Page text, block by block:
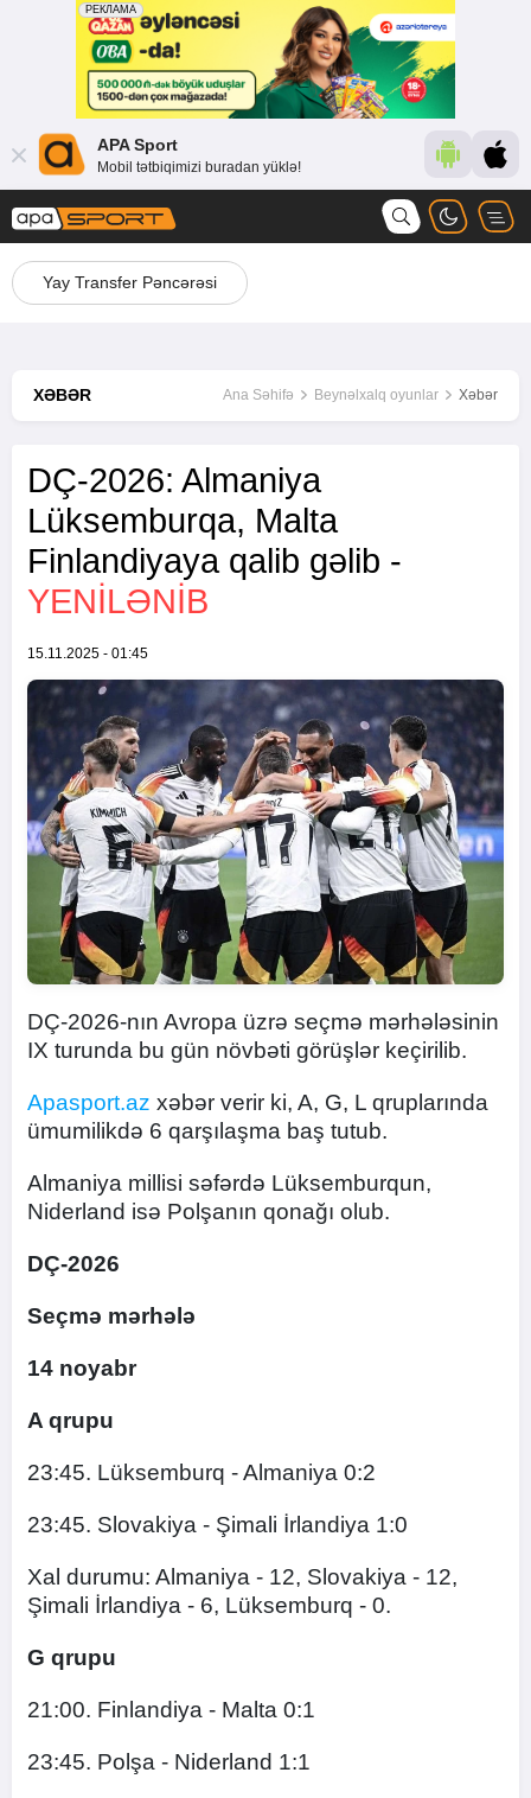
APA Sport
Mobil tətbiqimizi buradan yüklə!
Yay Transfer Pəncərəsi
XƏBƏR Ana Səhifə Beynəlxalq oyunlar Xəbər
DÇ-2026: Almaniya
Lüksemburqa, Malta
Finlandiyaya qalib gəlib -
YENİLƏNİB
15.11.2025 - 01:45
DÇ-2026-nın Avropa üzrə seçmə mərhələsinin
IX turunda bu gün növbəti görüşlər keçirilib.
Apasport.az xəbər verir ki, A, G, L qruplarında
ümumilikdə 6 qarşılaşma baş tutub.
Almaniya millisi səfərdə Lüksemburqun,
Niderland isə Polşanın qonağı olub.
DÇ-2026
Seçmə mərhələ
14 noyabr
A qrupu
23:45. Lüksemburq - Almaniya 0:2
23:45. Slovakiya - Şimali İrlandiya 1:0
Xal durumu: Almaniya - 12, Slovakiya - 12,
Şimali İrlandiya - 6, Lüksemburq - 0.
G qrupu
21:00. Finlandiya - Malta 0:1
23:45. Polşa - Niderland 1:1